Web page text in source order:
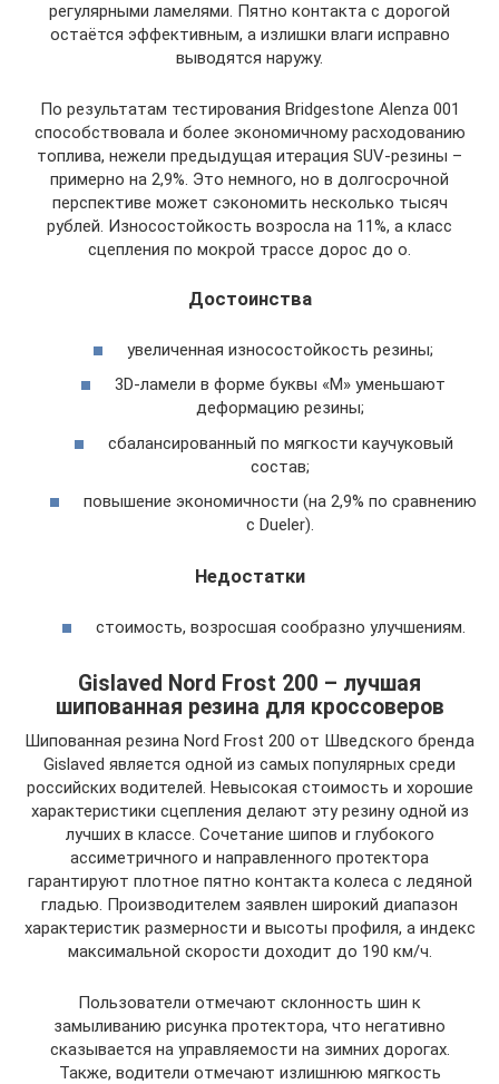
регулярными ламелями. Пятно контакта с дорогой
остаётся эффективным, а излишки влаги исправно
выводятся наружу.
По результатам тестирования Bridgestone Alenza 001
способствовала и более экономичному расходованию
топлива, нежели предыдущая итерация SUV-резины –
примерно на 2,9%. Это немного, но в долгосрочной
перспективе может сэкономить несколько тысяч
рублей. Износостойкость возросла на 11%, а класс
сцепления по мокрой трассе дорос до о.
Достоинства
увеличенная износостойкость резины;
3D-ламели в форме буквы «М» уменьшают
деформацию резины;
сбалансированный по мягкости каучуковый
состав;
повышение экономичности (на 2,9% по сравнению
с Dueler).
Недостатки
стоимость, возросшая сообразно улучшениям.
Gislaved Nord Frost 200 – лучшая
шипованная резина для кроссоверов
Шипованная резина Nord Frost 200 от Шведского бренда
Gislaved является одной из самых популярных среди
российских водителей. Невысокая стоимость и хорошие
характеристики сцепления делают эту резину одной из
лучших в классе. Сочетание шипов и глубокого
ассиметричного и направленного протектора
гарантируют плотное пятно контакта колеса с ледяной
гладью. Производителем заявлен широкий диапазон
характеристик размерности и высоты профиля, а индекс
максимальной скорости доходит до 190 км/ч.
Пользователи отмечают склонность шин к
замыливанию рисунка протектора, что негативно
сказывается на управляемости на зимних дорогах.
Также, водители отмечают излишнюю мягкость